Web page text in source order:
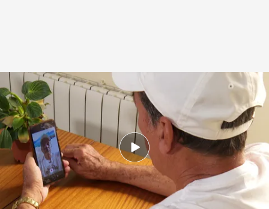
Así son los legados emocionales para los descendientes
Imagen: Jorge
Hernández
Sandra Mir Redacción digital Noticias Cuatro Agencia EFE
26 JUL 2024 - 17:34h.
Este 26 de julio se celebra el Día de los Abuelos
en España
El Ceo de Seoalma: "Hay mucha información